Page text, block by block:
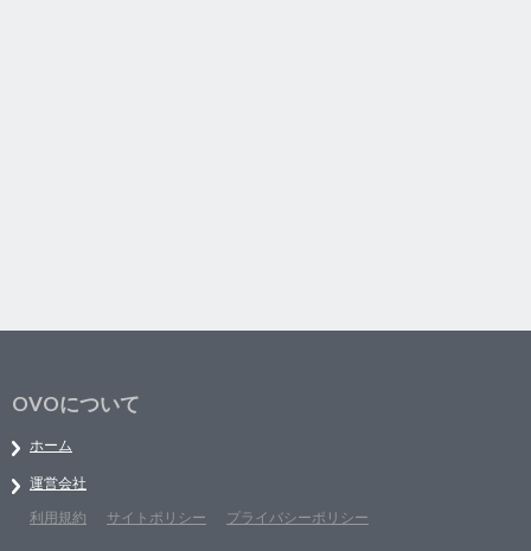
OVOについて
ホーム
運営会社
利用規約
サイトポリシー プライバシーポリシー